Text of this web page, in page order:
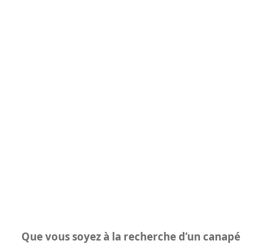
Que vous soyez à la recherche d’un canapé